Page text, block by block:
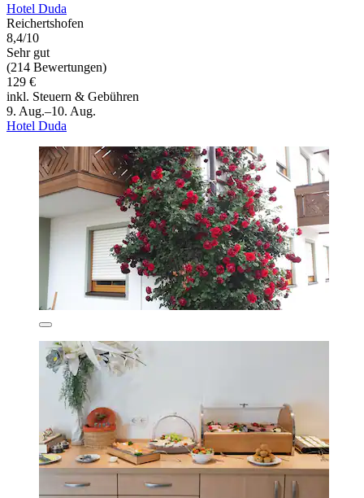
Hotel Duda
Reichertshofen
8,4/10
Sehr gut
(214 Bewertungen)
129 €
inkl. Steuern & Gebühren
9. Aug.–10. Aug.
Hotel Duda